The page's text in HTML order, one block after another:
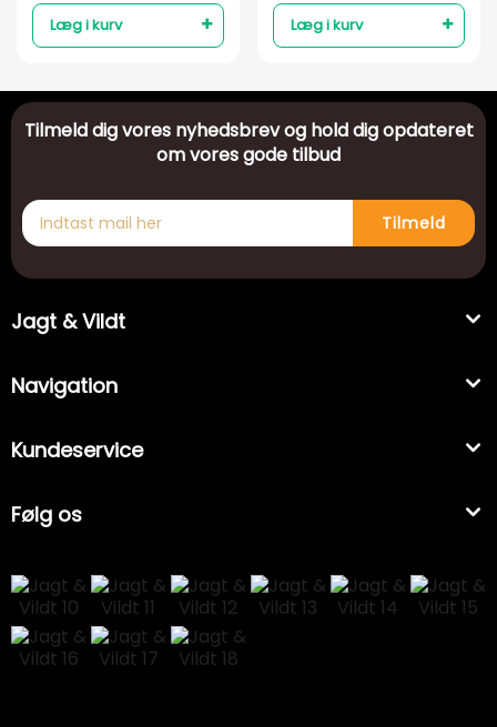
Læg i kurv Læg i kurv
Tilmeld dig vores nyhedsbrev og hold dig opdateret
om vores gode tilbud
Tilmeld
Jagt & Vildt
Navigation
Kundeservice
Følg os